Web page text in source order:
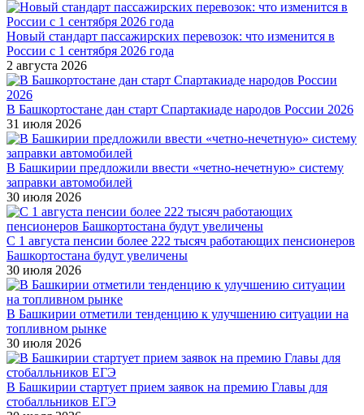
Новый стандарт пассажирских перевозок: что изменится в
России с 1 сентября 2026 года
2 августа 2026
В Башкортостане дан старт Спартакиаде народов России 2026
31 июля 2026
В Башкирии предложили ввести «четно-нечетную» систему
заправки автомобилей
30 июля 2026
С 1 августа пенсии более 222 тысяч работающих пенсионеров
Башкортостана будут увеличены
30 июля 2026
В Башкирии отметили тенденцию к улучшению ситуации на
топливном рынке
30 июля 2026
В Башкирии стартует прием заявок на премию Главы для
стобалльников ЕГЭ